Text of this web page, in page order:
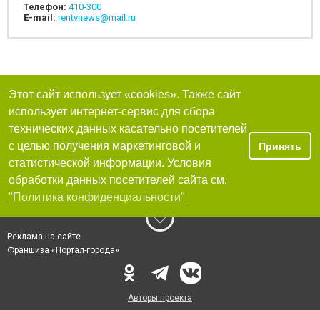
Телефон: 410-300
E-mail: rentvnews@mail.ru
Этот сайт использует «cookies». Также сайт
использует интернет-сервис для сбора
технических данных касательно посетителей
с целью получения маркетинговой и
статистической информации. Условия
обработки данных посетителей сайта см.
"Политика конфиденциальности"
Принять
Реклама на сайте
Франшиза «Портал-города»
Авторы проекта